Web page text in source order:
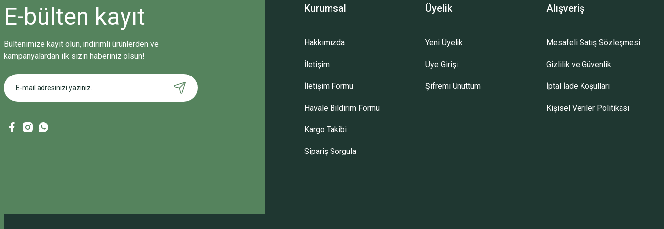
E-bülten kayıt
Bültenimize kayıt olun, indirimli ürünlerden ve
kampanyalardan ilk sizin haberiniz olsun!
Kurumsal
Hakkımızda
İletişim
İletişim Formu
Havale Bildirim Formu
Kargo Takibi
Sipariş Sorgula
Üyelik
Yeni Üyelik
Üye Girişi
Şifremi Unuttum
Alışveriş
Mesafeli Satış Sözleşmesi
Gizlilik ve Güvenlik
İptal İade Koşullari
Kişisel Veriler Politikası